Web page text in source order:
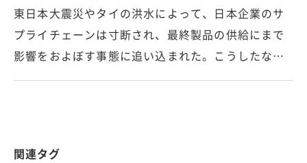
東日本大震災やタイの洪水によって、日本企業のサ
プライチェーンは寸断され、最終製品の供給にまで
影響をおよぼす事態に追い込まれた。こうしたな…
関連タグ